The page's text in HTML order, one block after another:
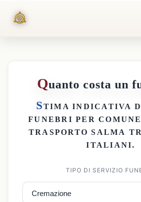
Quanto costa un
STIMA INDICATIVA
FUNEBRI PER COMUNE
TRASPORTO SALMA
ITALIANI.
TIPO DI SERVIZIO